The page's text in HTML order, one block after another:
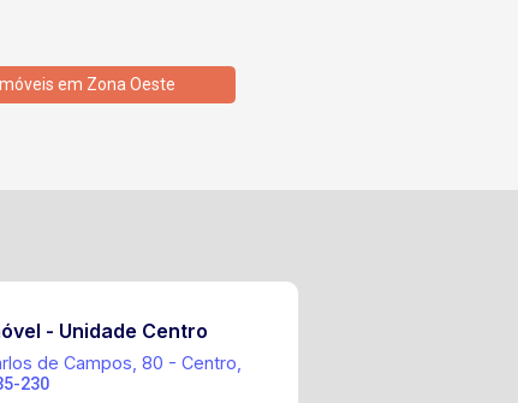
em Zona Oeste
- Unidade Centro
de Campos, 80 - Centro,
230